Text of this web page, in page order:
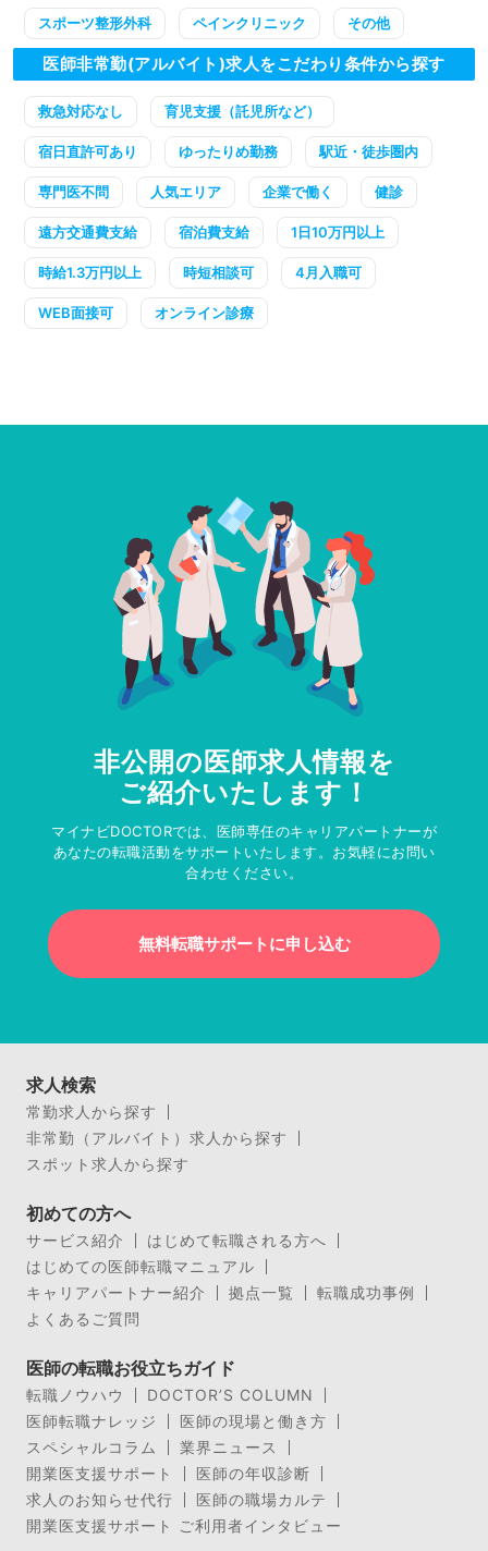
スポーツ整形外科 ペインクリニック その他
医師非常勤(アルバイト)求人をこだわり条件から探す
救急対応なし 育児支援（託児所など）
宿日直許可あり ゆったりめ勤務 駅近・徒歩圏内
専門医不問 人気エリア 企業で働く 健診
遠方交通費支給 宿泊費支給 1日10万円以上
時給1.3万円以上 時短相談可 4月入職可
WEB面接可 オンライン診療
非公開の医師求人情報を
ご紹介いたします！
マイナビDOCTORでは、医師専任のキャリアパートナーが
あなたの転職活動をサポートいたします。お気軽にお問い
合わせください。
無料転職サポートに申し込む
求人検索
常勤求人から探す
非常勤（アルバイト）求人から探す
スポット求人から探す
初めての方へ
サービス紹介
はじめて転職される方へ
はじめての医師転職マニュアル
キャリアパートナー紹介
拠点一覧
転職成功事例
よくあるご質問
医師の転職お役立ちガイド
転職ノウハウ
DOCTOR’S COLUMN
医師転職ナレッジ
医師の現場と働き方
スペシャルコラム
業界ニュース
開業医支援サポート
医師の年収診断
求人のお知らせ代行
医師の職場カルテ
開業医支援サポート ご利用者インタビュー